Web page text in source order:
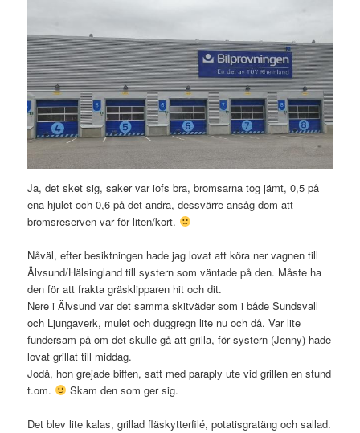
Ja, det sket sig, saker var iofs bra, bromsarna tog jämt, 0,5 på
ena hjulet och 0,6 på det andra, dessvärre ansåg dom att
bromsreserven var för liten/kort.
Nåväl, efter besiktningen hade jag lovat att köra ner vagnen till
Älvsund/Hälsingland till systern som väntade på den. Måste ha
den för att frakta gräsklipparen hit och dit.
Nere i Älvsund var det samma skitväder som i både Sundsvall
och Ljungaverk, mulet och duggregn lite nu och då. Var lite
fundersam på om det skulle gå att grilla, för systern (Jenny) hade
lovat grillat till middag.
Jodå, hon grejade biffen, satt med paraply ute vid grillen en stund
t.om.
Skam den som ger sig.
Det blev lite kalas, grillad fläskytterfilé, potatisgratäng och sallad.